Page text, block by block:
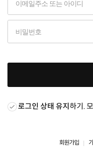
로그인 상태 유지하기.
회원가입